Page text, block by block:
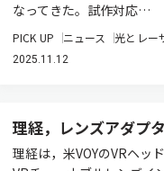
なってきた。試作対応…
PICK UP ニュース 光とレー
2025.11.12
理経，レンズアダプ
理経は，米VOYのVRヘッ